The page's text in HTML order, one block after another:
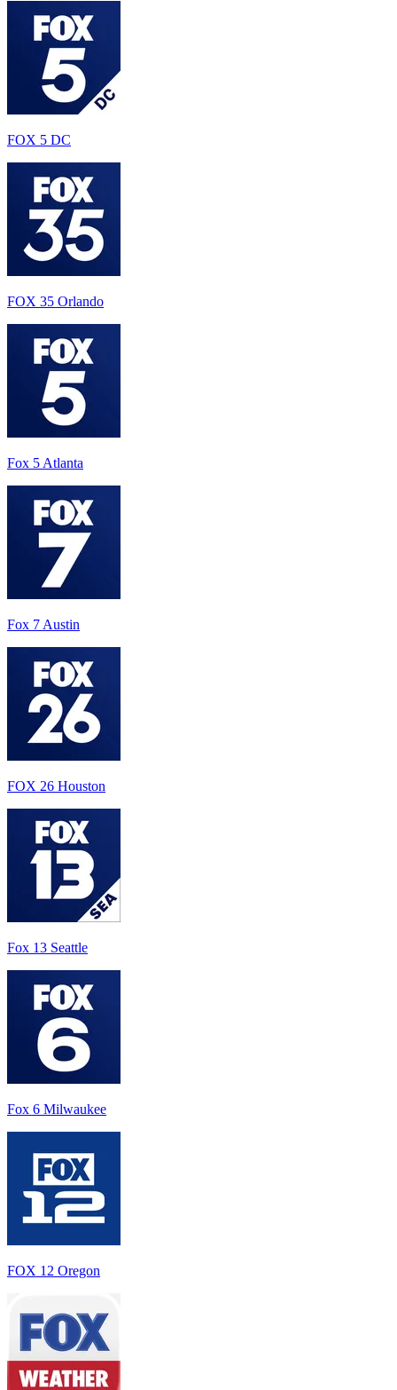
FOX 5 DC
FOX 35 Orlando
Fox 5 Atlanta
Fox 7 Austin
FOX 26 Houston
Fox 13 Seattle
Fox 6 Milwaukee
FOX 12 Oregon